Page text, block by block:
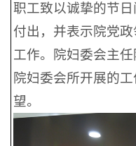
职工致以诚挚的节
付出，并表示院党
工作。院妇委会主
院妇委会所开展的
望。